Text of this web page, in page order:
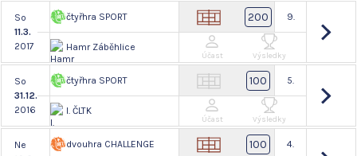
So
11.3.
2017
čtyřhra SPORT
Hamr Záběhlice
200 9.
Účast Výsledky
So
31.12.
2016
čtyřhra SPORT
I. ČLTK
100 5.
Účast Výsledky
Ne
dvouhra CHALLENGE 100 4.